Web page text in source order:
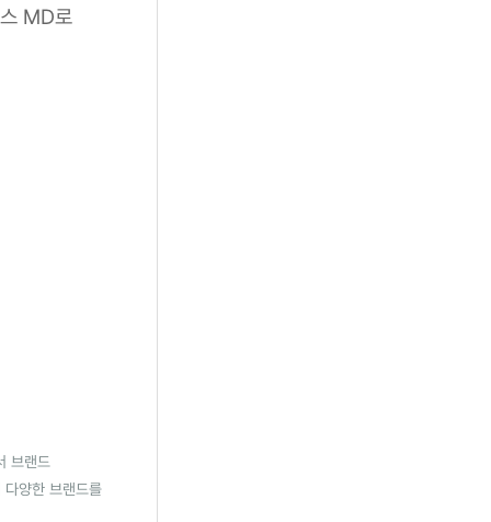
MD로
브랜드
양한 브랜드를